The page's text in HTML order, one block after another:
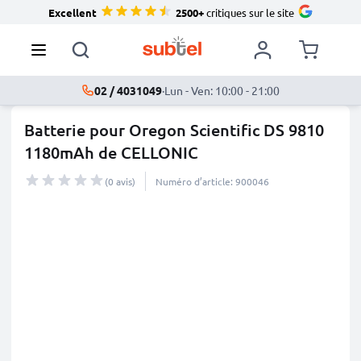
Excellent 2500+critiques sur le site
02 / 4031049·Lun - Ven: 10:00 - 21:00
Batterie pour Oregon Scientific DS 9810
1180mAh de CELLONIC
(0 avis) Numéro d’article: 900046